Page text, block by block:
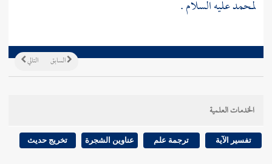
لمحمدعليه السلام .
التالي السابق
الخدمات العلمية
تفسير الآية ترجمة علم عناوين الشجرة تخريج حديث